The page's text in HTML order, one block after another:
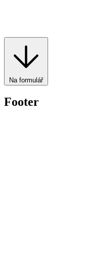
Na formulář
Footer